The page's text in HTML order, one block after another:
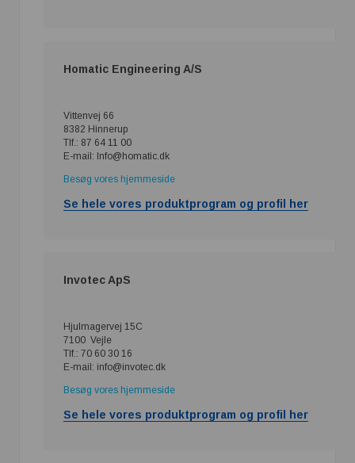
Homatic Engineering A/S
Vittenvej 66
8382 Hinnerup
Tlf.: 87 64 11 00
E-mail: Info@homatic.dk
Besøg vores hjemmeside
Se hele vores produktprogram og profil her
Invotec ApS
Hjulmagervej 15C
7100 Vejle
Tlf.: 70 60 30 16
E-mail: info@invotec.dk
Besøg vores hjemmeside
Se hele vores produktprogram og profil her